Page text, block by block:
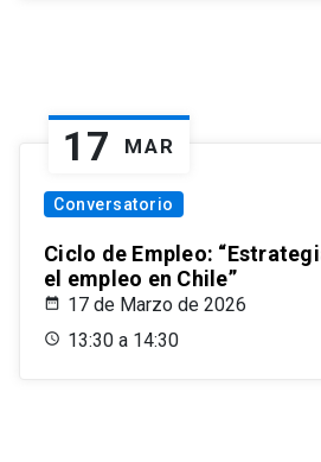
17 MAR
Conversatorio
Ciclo de Empleo:
el empleo en Chile”
17 de Marzo de 2026
13:30 a 14:30